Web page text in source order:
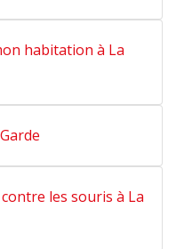
habitation à La
les souris à La